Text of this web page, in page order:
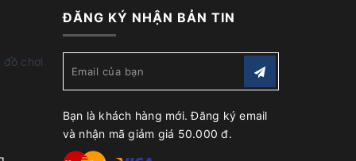
đồ chơi
ĐĂNG KÝ NHẬN BẢN TIN
Bạn là khách hàng mới. Đăng ký email
và nhận mã giảm giá 50.000 đ.